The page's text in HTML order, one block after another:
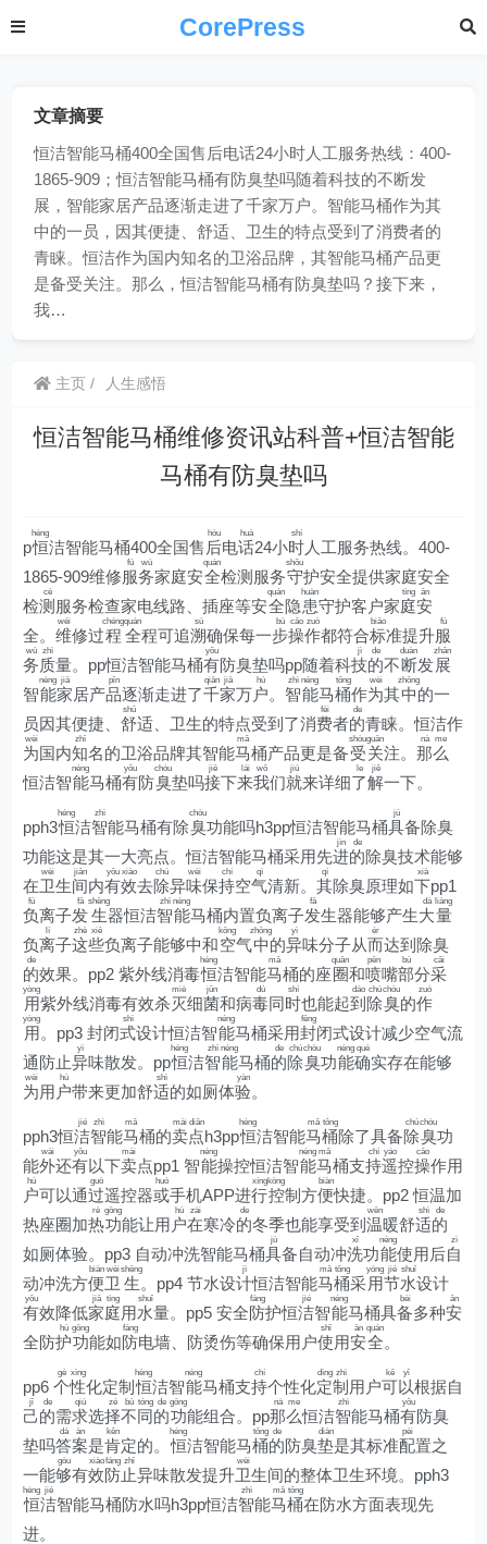
CorePress
文章摘要
恒洁智能马桶400全国售后电话24小时人工服务热线：400-
1865-909；恒洁智能马桶有防臭垫吗随着科技的不断发
展，智能家居产品逐渐走进了千家万户。智能马桶作为其
中的一员，因其便捷、舒适、卫生的特点受到了消费者的
青睐。恒洁作为国内知名的卫浴品牌，其智能马桶产品更
是备受关注。那么，恒洁智能马桶有防臭垫吗？接下来，
我…
主页 人生感悟
恒洁智能马桶维修资讯站科普+恒洁智能
马桶有防臭垫吗
p恒
héng
洁智能马桶400全国售 后
hòu
电话
huà
24小时
shí
人工服务热线。400-
1865-909维修服
fú
务
wù
家庭安全
quán
检测服务守
shǒu
护安全提供家庭安全
检测
cè
服务检查家电线路、插座等安全
quán
隐患
huàn
守护客户家庭
tíng
安
ān
全。维
wéi
修过程
chéng
全
quán
程可追溯
sù
确保每一步
bù
操
cāo
作
zuò
都符合标
biāo
准提升服
fú
务
wù
质
zhì
量。pp恒洁智能马桶有
yǒu
防臭垫吗pp随着科技
jì
的
de
不断
duàn
发展
zhǎn
智能
néng
家
jiā
居产品
pǐn
逐渐走进了千
qiān
家
jiā
万户
hù
。 智
zhì
能
néng
马桶
tǒng
作为
wèi
其中
zhōng
的一
员因其便捷、舒
shū
适、卫生的特点受到了消费
fèi
者的
de
青睐。恒洁作
为
wèi
国内知
zhī
名的卫浴品牌其智能马
mǎ
桶产品更是备受
shòu
关
guān
注。那
nà
么
me
恒洁智能
néng
马桶有
yǒu
防臭
chòu
垫吗接
jiē
下来
lái
我
wǒ
们就
jiù
来详细了
le
解
jiě
一下。
pph3恒
héng
洁智
zhì
能马桶有除臭
chòu
功能吗h3pp恒洁智能马桶具
jù
备除臭
功能这是其一大亮点。恒洁智能马桶采用先进
jìn
的
de
除臭技术能够
在卫
wèi
生间
jiān
内有
yǒu
效
xiào
去除
chú
异味
wèi
保持
chí
空气
qì
清新。其
qí
除臭原理如下
xià
pp1
负
fù
离子发
fā
生
shēng
器恒洁智
zhì
能
néng
马桶内置负离子发
fā
生器能够产生大
dà
量
liàng
负离
lí
子这
zhè
些
xiē
负离子能够中和空
kōng
气中
zhōng
的异
yì
味分子从而
ér
达到除臭
的
de
效果。pp2 紫外线消毒恒
héng
洁智能马
mǎ
桶的座圈
quān
和喷
pēn
嘴部
bù
分采
cǎi
用
yòng
紫外线消毒有效杀灭
miè
细菌
jūn
和病毒
dú
同时
shí
也能起到
dào
除
chú
臭
chòu
的作
zuò
用
yòng
。pp3 封闭式
shì
设计恒洁智能
néng
马桶采用封
fēng
闭式设计减少空气流
通防止异
yì
味散发。pp恒
héng
洁智
zhì
能
néng
马桶的
de
除
chú
臭
chòu
功能
néng
确
què
实存在能够
为
wèi
用 户
hù
带来更加舒适
shì
的如厕体验
yàn
。
pph3恒洁
jié
智
zhì
能马
mǎ
桶的卖
mài
点
diǎn
h3pp恒
héng
洁智能马
mǎ
桶
tǒng
除了具备除
chú
臭
chòu
功
能外
wài
还有
yǒu
以下卖
mài
点pp1 智能
néng
操控恒洁智能
néng
马
mǎ
桶支持
chí
遥
yáo
控操
cāo
作用
户
hù
可以通过
guò
遥控器或
huò
手机APP进行
xíng
控
kòng
制方便
biàn
快捷。pp2 恒温加
热座圈加热
rè
功
gōng
能让用 户
hù
在
zài
寒冷的
de
冬季也能享受到温
wēn
暖舒适
shì
的
de
如厕体验。pp3 自动冲洗智能马桶具
jù
备自动冲洗
xǐ
功能
néng
使用后自
zì
动冲洗方便
biàn
卫
wèi
生
shēng
。pp4 节水设计
jì
恒洁智能马
mǎ
桶
tǒng
采用
yòng
节
jié
水
shuǐ
设计
有
yǒu
效降低家
jiā
庭
tíng
用水
shuǐ
量。pp5 安全防
fáng
护恒洁
jié
智能
néng
马桶具备
bèi
多种安
ān
全防护
hù
功
gōng
能如防
fáng
电墙、防烫伤等确保用户使
shǐ
用安
ān
全
quán
。
pp6个
gè
性
xìng
化定制恒
héng
洁智能
néng
马桶支持
chí
个性化定
dìng
制
zhì
用户可
kě
以
yǐ
根据自
己
jǐ
的
de
需求
qiú
选择
zé
不
bù
同
tóng
的
de
功
gōng
能组合。pp那
nà
么
me
恒洁智
zhì
能马桶有
yǒu
防臭
垫吗答
dá
案
àn
是肯
kěn
定的。恒
héng
洁智能马桶
tǒng
的
de
防臭垫
diàn
是其标准配
pèi
置之
一能够
gòu
有效
xiào
防
fáng
止
zhǐ
异味散发提升卫
wèi
生间的整体卫生环境。pph3
恒
héng
洁
jié
智能马桶防水吗h3pp恒洁智
zhì
能马
mǎ
桶
tǒng
在防水方面表现先
进。